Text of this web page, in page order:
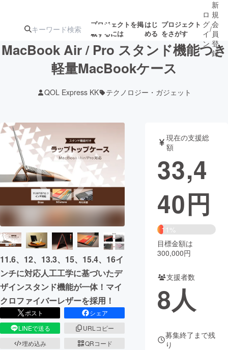
プロジェクトを掲
載するには
はじ
める
プロジェクト
をさがす
ターン
ジェクト
ロジェクト
されます
アート・写真 音楽
テクノロジー・ガジェット ゲーム・
映像・映画 書籍・雑誌
チャレンジ
まちづくり・地域活性化
CAMPFIRE for Social Good
CAMPFIRE Creation
CAMPFIREふるさと納税 machi-ya コミュニティ
ロ
グ
イ
ン
/
新
規
会
員
登
録
MacBook Air / Pro スタンド機能つき
軽量MacBookケース
QOL Express KK テクノロジー・ガジェット
11.6、12、13.3、15、15.4、16イ
ンチに対応人工工学に基づいたデ
ザインスタンド機能が一体！マイ
クロファイバーレザーを採用！
ポスト
シェア
LINEで送る
URLコピー
埋め込み
QRコード
現在の支援総
額
33,4
40円
11%
目標金額は
300,000円
支援者数
8人
募集終了まで残
り